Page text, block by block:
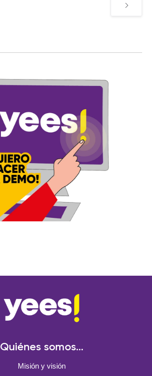
Quiénes somos...
Misión y visión